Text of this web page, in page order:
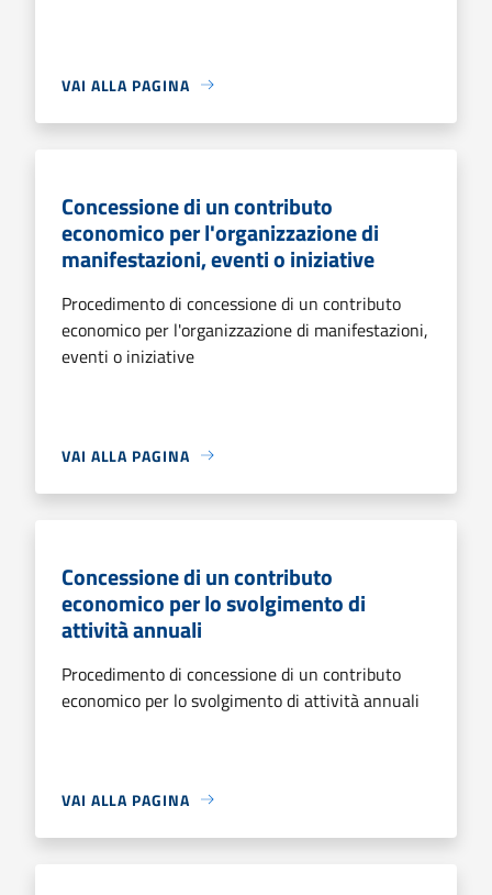
VAI ALLA PAGINA
Concessione di un contributo
economico per l'organizzazione di
manifestazioni, eventi o iniziative
Procedimento di concessione di un contributo
economico per l'organizzazione di manifestazioni,
eventi o iniziative
VAI ALLA PAGINA
Concessione di un contributo
economico per lo svolgimento di
attività annuali
Procedimento di concessione di un contributo
economico per lo svolgimento di attività annuali
VAI ALLA PAGINA